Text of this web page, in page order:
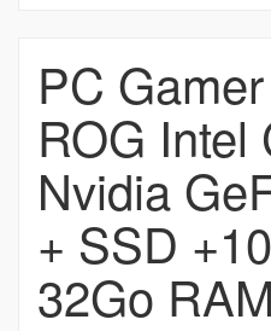
PC
ROG Intel
Nvidia
+ SSD
32Go RAM